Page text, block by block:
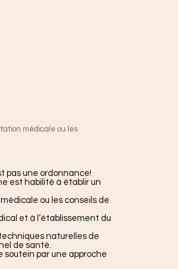
médicale ou les
pas une ordonnance!
est habilité à établir un
ou les conseils de
et à l’établissement du
naturelles de
de santé.
par une approche